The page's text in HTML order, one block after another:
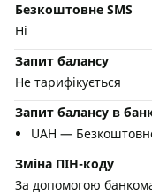
Безкоштовне SMS
Ні
Запит балансу
Не тарифікується
Запит балансу в
UAH —
Зміна ПІН-коду
За допомогою